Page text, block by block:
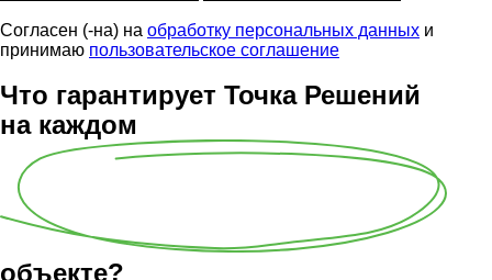
Согласен (-на) на обработку персональных данных и
принимаю пользовательское соглашение
Что гарантирует Точка Решений
на каждом
объекте?